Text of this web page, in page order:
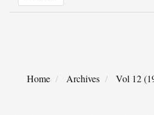
Home Archives Vol 12